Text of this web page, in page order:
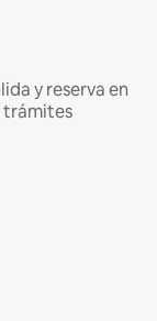
y reserva en
trámites